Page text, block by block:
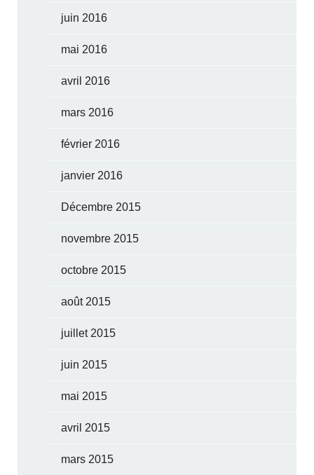
juin 2016
mai 2016
avril 2016
mars 2016
février 2016
janvier 2016
Décembre 2015
novembre 2015
octobre 2015
août 2015
juillet 2015
juin 2015
mai 2015
avril 2015
mars 2015